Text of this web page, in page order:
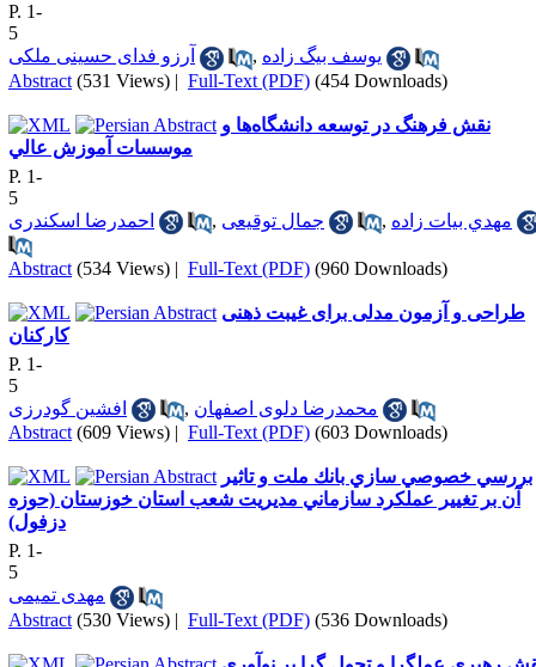
P. 1-
5
آرزو فدای حسینی ملکی
, یوسف بیگ زاده
Abstract (531 Views) | Full-Text (PDF) (454 Downloads)
نقش فرهنگ در توسعه دانشگاه‌ها و
موسسات آموزش عالي
P. 1-
5
احمدرضا اسكندری
, جمال توقيعی , مهدي بيات زاده
Abstract (534 Views) | Full-Text (PDF) (960 Downloads)
طراحی و آزمون مدلی برای غیبت ذهنی
کارکنان
P. 1-
5
افشین گودرزی
, محمدرضا دلوی اصفهان
Abstract (609 Views) | Full-Text (PDF) (603 Downloads)
بررسي خصوصي سازي بانك ملت و تاثير
آن بر تغيير عملكرد سازماني مديريت شعب استان خوزستان (حوزه
دزفول)
P. 1-
5
مهدی تمیمی
Abstract (530 Views) | Full-Text (PDF) (536 Downloads)